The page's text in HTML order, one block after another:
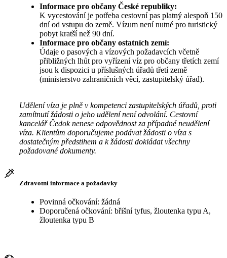
Informace pro občany České republiky:
K vycestování je potřeba cestovní pas platný alespoň 150
dní od vstupu do země. Vízum není nutné pro turistický
pobyt kratší než 90 dní.
Informace pro občany ostatních zemí:
Údaje o pasových a vízových požadavcích včetně
přibližných lhůt pro vyřízení víz pro občany třetích zemí
jsou k dispozici u příslušných úřadů třetí země
(ministerstvo zahraničních věcí, zastupitelský úřad).
Udělení víza je plně v kompetenci zastupitelských úřadů, proti
zamítnutí žádosti o jeho udělení není odvolání. Cestovní
kancelář Čedok nenese odpovědnost za případné neudělení
víza. Klientům doporučujeme podávat žádosti o víza s
dostatečným předstihem a k žádosti dokládat všechny
požadované dokumenty.
Zdravotní informace a požadavky
Povinná očkování: žádná
Doporučená očkování: břišní tyfus, žloutenka typu A,
žloutenka typu B